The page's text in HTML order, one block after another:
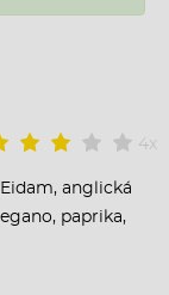
4x
anglická
paprika,